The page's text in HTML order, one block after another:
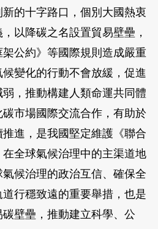
的十字路口，個別大國熱衷
以降碳之名設置貿易壁壘，
公約》等國際規則造成嚴重
變化的行動不會放緩，促進
，推動構建人類命運共同體
市場國際交流合作，有助於
進，是我國堅定維護《聯合
全球氣候治理中的主渠道地
候治理的政治互信、確保全
行穩致遠的重要舉措，也是
壁壘，推動建立科學、公